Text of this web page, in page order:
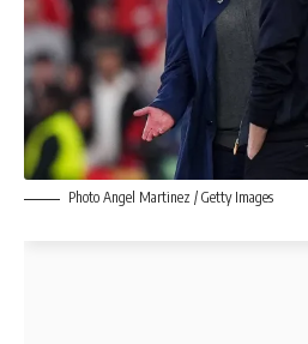
Photo Angel Martinez / Getty Images